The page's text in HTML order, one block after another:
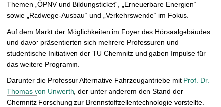
Themen „ÖPNV und Bildungsticket“, „Erneuerbare Energien“
sowie „Radwege-Ausbau“ und „Verkehrswende“ im Fokus.
Auf dem Markt der Möglichkeiten im Foyer des Hörsaalgebäudes
und davor präsentierten sich mehrere Professuren und
studentische Initiativen der TU Chemnitz und gaben Impulse für
das weitere Programm.
Darunter die Professur Alternative Fahrzeugantriebe mit Prof. Dr.
Thomas von Unwerth, der unter anderem den Stand der
Chemnitz Forschung zur Brennstoffzellentechnologie vorstellte.